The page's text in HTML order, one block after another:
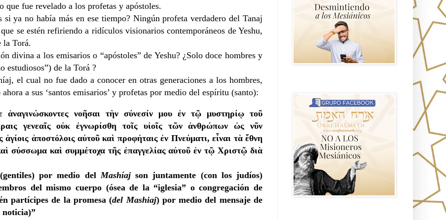
que fue revelado a los profetas y apóstoles.
si ya no había más en ese tiempo? Ningún profeta verdadero del Tanaj
se estén refiriendo a ridículos visionarios contemporáneos de Yeshu,
la Torá.
divina a los emisarios o “apóstoles” de Yeshu? ¿Solo doce hombres y
estudiosos”) de la Torá ?
el cual no fue dado a conocer en otras generaciones a los hombres,
a sus ‘santos emisarios’ y profetas por medio del espíritu (santo):
ἀναγινώσκοντες νοῆσαι τὴν σύνεσίν μου ἐν τῷ μυστηρίῳ τοῦ
γενεαῖς οὐκ ἐγνωρίσθη τοῖς υἱοῖς τῶν ἀνθρώπων ὡς νῦν
ἁγίοις ἀποστόλοις αὐτοῦ καὶ προφήταις ἐν Πνεύματι, εἶναι τὰ ἔθνη
σύσσωμα καὶ συμμέτοχα τῆς ἐπαγγελίας αὐτοῦ ἐν τῷ Χριστῷ διὰ
(gentiles) por medio del Mashíajson juntamente (con los judíos)
del mismo cuerpo (ósea de la “iglesia” o congregación de
partícipes de la promesa (del Mashiaj) por medio del mensaje de
noticia)”